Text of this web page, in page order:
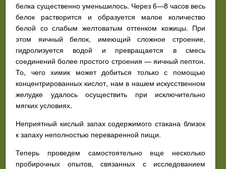
белка существенно уменьшилось. Через 6—8 часов весь
белок растворится и образуется малое количество
белой со слабым желтоватым оттенком кожицы. При
этом яичный белок, имеющий сложное строение,
гидролизуется водой и превращается в смесь
соединений более простого строения — яичный пептон.
То, чего химик может добиться только с помощью
концентрированных кислот, нам в нашем искусственном
желудке удалось осуществить при исключительно
мягких условиях.
Неприятный кислый запах содержимого стакана близок
к запаху неполностью переваренной пищи.
Теперь проведем самостоятельно еще несколько
пробирочных опытов, связанных с исследованием